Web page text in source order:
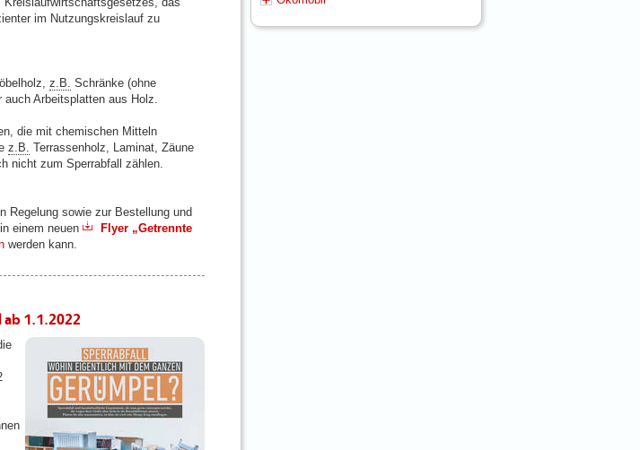
im Nutzungskreislauf zu
z.B. Schränke (ohne
Arbeitsplatten aus Holz.
die mit chemischen Mitteln
z.B. Terrassenholz, Laminat, Zäune
nicht zum Sperrabfall zählen.
Regelung sowie zur Bestellung und
einem neuen
Flyer „Getrennte
werden kann.
ab 1.1.2022